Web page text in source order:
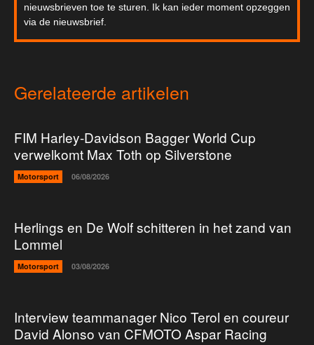
nieuwsbrieven toe te sturen. Ik kan ieder moment opzeggen
via de nieuwsbrief.
Gerelateerde artikelen
FIM Harley-Davidson Bagger World Cup
verwelkomt Max Toth op Silverstone
Motorsport 06/08/2026
Herlings en De Wolf schitteren in het zand van
Lommel
Motorsport 03/08/2026
Interview teammanager Nico Terol en coureur
David Alonso van CFMOTO Aspar Racing